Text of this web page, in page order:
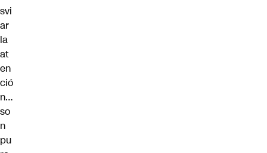
svi
ar
la
at
en
ció
n…
so
n
pu